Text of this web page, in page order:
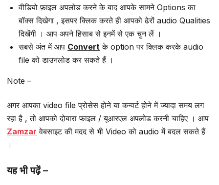
वीडियो फ़ाइल अपलोड करने के बाद आपके सामने Options का
बॉक्स दिखेगा , इसपर क्लिक करते ही आपको ढेरों audio Qualities
दिखेंगी । आप अपने हिसाब से इनमें से एक चुन लें ।
सबसे अंत में आप Convert के option पर क्लिक करके audio
file को डाउनलोड कर सकते हैं ।
Note –
अगर आपका video file प्रोसेस होने या कन्वर्ट होने में ज्यादा समय लग
रहा है , तो आपको दोबारा फाइल / यूआरएल अपलोड करनी चाहिए । आप
Zamzar वेबसाइट की मदद से भी Video को audio में बदल सकते हैं
।
यह भी पढ़ें –